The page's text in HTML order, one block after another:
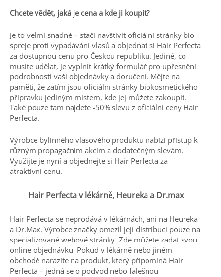
Chcete vědět, jaká je cena a kde ji koupit?
Je to velmi snadné – stačí navštívit oficiální stránky bio
spreje proti vypadávání vlasů a objednat si Hair Perfecta
za dostupnou cenu pro Českou republiku. Jediné, co
musíte udělat, je vyplnit krátký formulář pro upřesnění
podrobností vaší objednávky a doručení. Mějte na
paměti, že zatím jsou oficiální stránky biokosmetického
přípravku jediným místem, kde jej můžete zakoupit.
Také pouze tam najdete -50% slevu z oficiální ceny Hair
Perfecta.
Výrobce bylinného vlasového produktu nabízí přístup k
různým propagačním akcím a dodatečným slevám.
Využijte je nyní a objednejte si Hair Perfecta za
atraktivní cenu.
Hair Perfecta v lékárně, Heureka a Dr.max
Hair Perfecta se neprodává v lékárnách, ani na Heureka
a Dr.Max. Výrobce značky omezil její distribuci pouze na
specializované webové stránky. Zde můžete zadat svou
online objednávku. Pokud v lékárně nebo jiném
obchodě narazíte na produkt, který připomíná Hair
Perfecta – jedná se o podvod nebo falešnou